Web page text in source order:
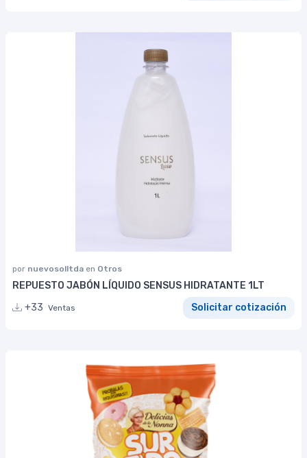
por nuevosolltda en Otros
REPUESTO JABÓN LÍQUIDO SENSUS HIDRATANTE 1LT
+33 Ventas Solicitar cotización